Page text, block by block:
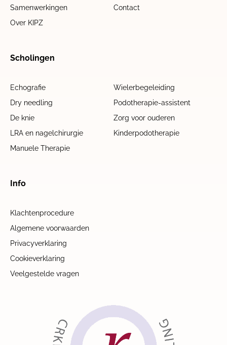
Samenwerkingen
Contact
Over KIPZ
Scholingen
Echografie
Wielerbegeleiding
Dry needling
Podotherapie-assistent
De knie
Zorg voor ouderen
LRA en nagelchirurgie
Kinderpodotherapie
Manuele Therapie
Info
Klachtenprocedure
Algemene voorwaarden
Privacyverklaring
Cookieverklaring
Veelgestelde vragen